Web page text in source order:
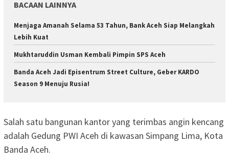
BACAAN LAINNYA
Menjaga Amanah Selama 53 Tahun, Bank Aceh Siap Melangkah
Lebih Kuat
Mukhtaruddin Usman Kembali Pimpin SPS Aceh
Banda Aceh Jadi Episentrum Street Culture, Geber KARDO
Season 9 Menuju Rusia!
Salah satu bangunan kantor yang terimbas angin kencang
adalah Gedung PWI Aceh di kawasan Simpang Lima, Kota
Banda Aceh.